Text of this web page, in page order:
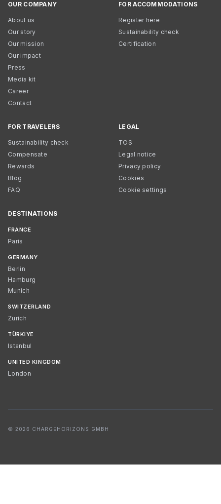
OUR COMPANY
About us
Our story
Our mission
Our impact
Press
Media kit
Career
Contact
FOR ACCOMMODATIONS
Register here
Sustainability check
Certification
FOR TRAVELERS
Sustainability check
Compensate
Rewards
Blog
FAQ
LEGAL
TOS
Legal notice
Privacy policy
Cookies
Cookie settings
DESTINATIONS
FRANCE
Paris
GERMANY
Berlin
Hamburg
Munich
SWITZERLAND
Zurich
TÜRKIYE
Istanbul
UNITED KINGDOM
London
© 2026 CHARGEHORIZONS GMBH